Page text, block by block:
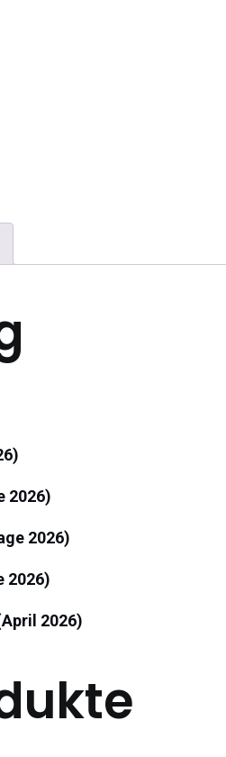
2026)
2026)
2026)
2026)